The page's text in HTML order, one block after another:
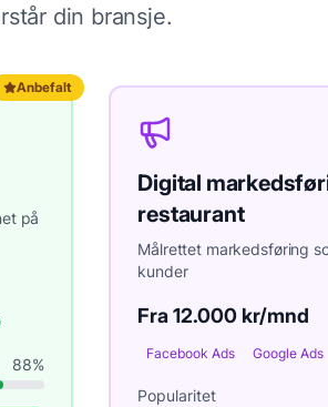
din bransje.
Anbefalt
på
88%
Digital
restaurant
Målrettet markedsføring
kunder
Fra 12.000 kr/mnd
Facebook Ads Google Ads
Popularitet